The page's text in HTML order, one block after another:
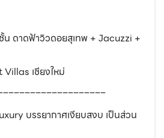
ชั้น ดาดฟ้าวิวดอยสุเทพ + Jacuzzi +
เชียงใหม่
บรรยากาศเงียบสงบ เป็นส่วน